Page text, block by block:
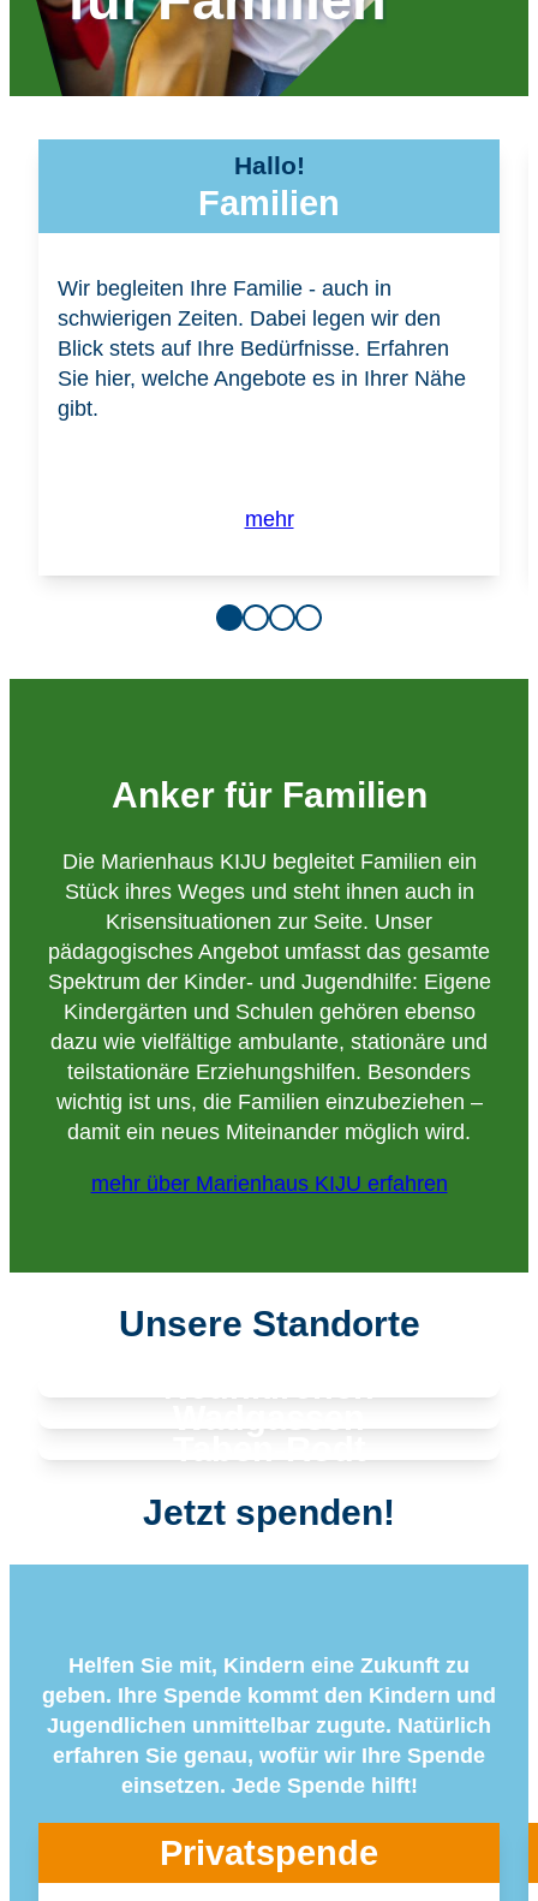
Hallo!
Familien
Wir begleiten Ihre Familie - auch in
schwierigen Zeiten. Dabei legen wir den
Blick stets auf Ihre Bedürfnisse. Erfahren
Sie hier, welche Angebote es in Ihrer Nähe
gibt.
mehr
Anker für Familien
Die Marienhaus KIJU begleitet Familien ein
Stück ihres Weges und steht ihnen auch in
Krisensituationen zur Seite. Unser
pädagogisches Angebot umfasst das gesamte
Spektrum der Kinder- und Jugendhilfe: Eigene
Kindergärten und Schulen gehören ebenso
dazu wie vielfältige ambulante, stationäre und
teilstationäre Erziehungshilfen. Besonders
wichtig ist uns, die Familien einzubeziehen –
damit ein neues Miteinander möglich wird.
mehr über Marienhaus KIJU erfahren
Unsere Standorte
Jetzt spenden!
Helfen Sie mit, Kindern eine Zukunft zu
geben. Ihre Spende kommt den Kindern und
Jugendlichen unmittelbar zugute. Natürlich
erfahren Sie genau, wofür wir Ihre Spende
einsetzen. Jede Spende hilft!
Privatspende